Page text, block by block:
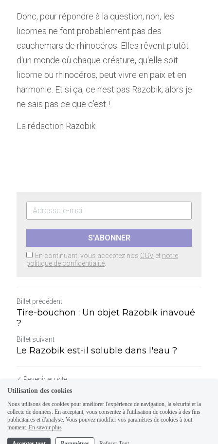
Donc, pour répondre à la question, non, les
licornes ne font probablement pas des
cauchemars de rhinocéros. Elles rêvent plutôt
d'un monde où chaque créature, qu'elle soit
licorne ou rhinocéros, peut vivre en paix et en
harmonie. Et si ça, ce n'est pas Razobik, alors je
ne sais pas ce que c'est !
La rédaction Razobik
S'ABONNER
En continuant, vous acceptez nos CGV et notre
politique de confidentialité
Billet précédent
Tire-bouchon : Un objet Razobik inavoué
?
Billet suivant
Le Razobik est-il soluble dans l'eau ?
Revenir au site
Utilisation des cookies
Nous utilisons des cookies pour améliorer l'expérience de navigation, la sécurité et la
collecte de données. En acceptant, vous consentez à l'utilisation de cookies à des fins
publicitaires et d'analyse. Vous pouvez modifier vos paramètres de cookies à tout
moment. En savoir plus